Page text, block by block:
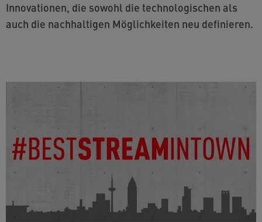
Innovationen, die sowohl die technologischen als
auch die nachhaltigen Möglichkeiten neu definieren.